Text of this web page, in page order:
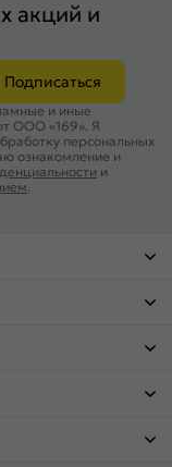
акций и
Подписаться
и иные
ООО «169». Я
персональных
ознакомление и
и